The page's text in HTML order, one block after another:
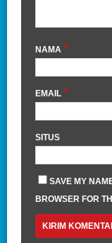
NAMA *
EMAIL *
SITUS
SAVE MY
BROWSER FOR